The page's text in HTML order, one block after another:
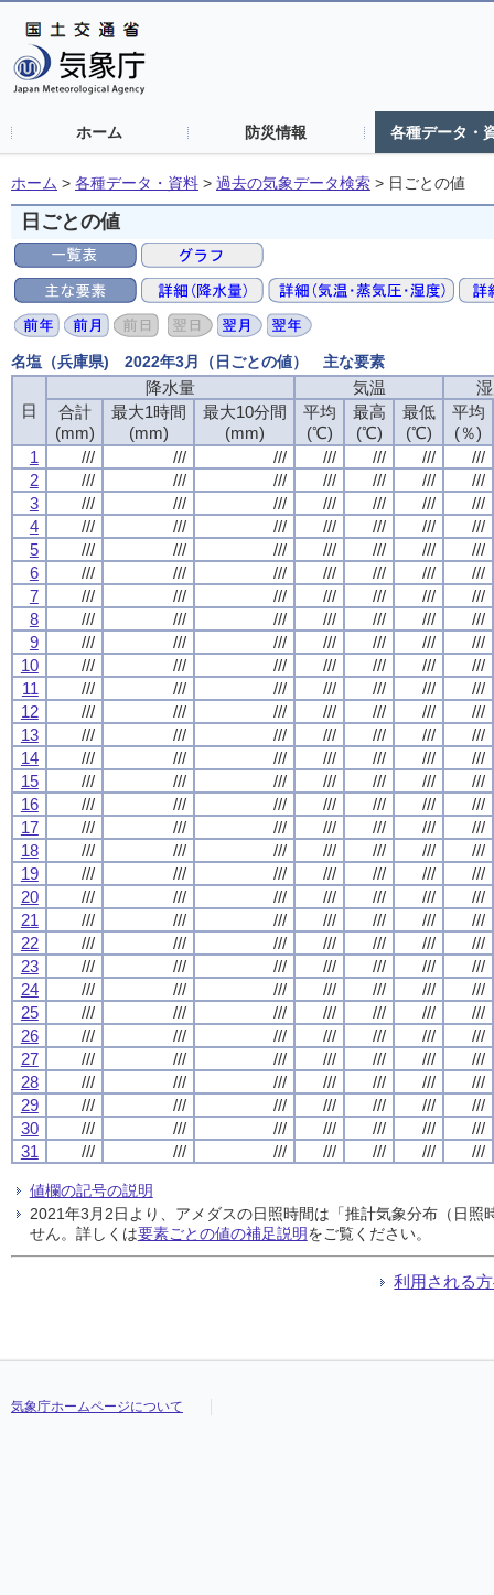
ホーム 防災情報 各種データ・
ホーム > 各種データ・資料 > 過去の気象データ検索 > 日ごとの値
日ごとの値
名塩（兵庫県) 2022年3月（日ごとの値） 主な要素
日
降水量 気温
合計
(mm)
最大1時間
(mm)
最大10分間
(mm)
平均
(℃)
最高
(℃)
最低
(℃)
平均
(％)
1
/// /// /// /// /// ///
///
2
/// /// /// /// /// ///
///
3
/// /// /// /// /// ///
///
4
/// /// /// /// /// ///
///
5
/// /// /// /// /// ///
///
6
/// /// /// /// /// ///
///
7
/// /// /// /// /// ///
///
8
/// /// /// /// /// ///
///
9
/// /// /// /// /// ///
///
10
/// /// /// /// /// ///
///
11
/// /// /// /// /// ///
///
12
/// /// /// /// /// ///
///
13
/// /// /// /// /// ///
///
14
/// /// /// /// /// ///
///
15
/// /// /// /// /// ///
///
16
/// /// /// /// /// ///
///
17
/// /// /// /// /// ///
///
18
/// /// /// /// /// ///
///
19
/// /// /// /// /// ///
///
20
/// /// /// /// /// ///
///
21
/// /// /// /// /// ///
///
22
/// /// /// /// /// ///
///
23
/// /// /// /// /// ///
///
24
/// /// /// /// /// ///
///
25
/// /// /// /// /// ///
///
26
/// /// /// /// /// ///
///
27
/// /// /// /// /// ///
///
28
/// /// /// /// /// ///
///
29
/// /// /// /// /// ///
///
30
/// /// /// /// /// ///
///
31
/// /// /// /// /// /// ///
値欄の記号の説明
2021年3月2日より、アメダスの日照時間は「推計気象分布（日
せん。詳しくは要素ごとの値の補足説明をご覧ください。
利用される
気象庁ホームページについて